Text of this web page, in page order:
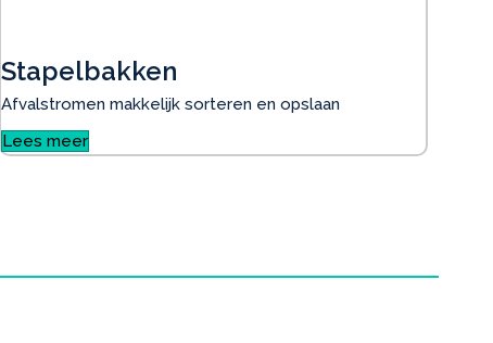
Stapelbakken
Afvalstromen makkelijk sorteren en opslaan
Lees meer